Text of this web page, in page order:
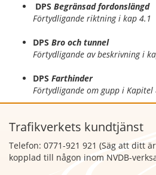
DPS Begränsad fordonslängd
Förtydligande riktning i kap 4.1
DPS Bro och tunnel
Förtydligande av beskrivning i
DPS Farthinder
Förtydligande om gupp i Kapitel
Trafikverkets kundtjänst
Telefon: 0771-921 921 (Säg att ditt
kopplad till någon inom NVDB-